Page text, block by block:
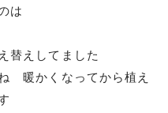
は
替えしてました
暖かくなってから植え